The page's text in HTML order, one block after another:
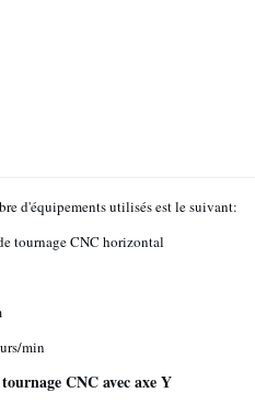
d'équipements utilisés est le suivant:
tournage CNC horizontal
min
CNC avec axe Y